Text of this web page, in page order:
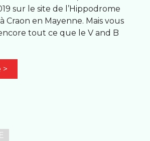
sur le site de l’Hippodrome
Craon en Mayenne. Mais vous
tout ce que le V and B
>